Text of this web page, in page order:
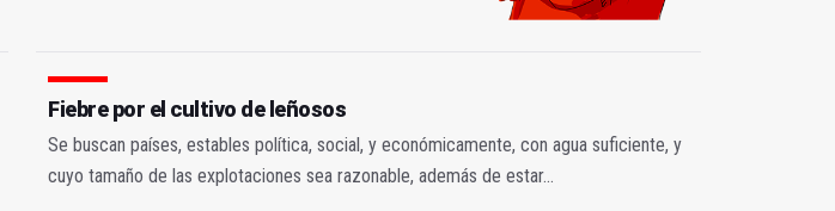
Fiebre por el cultivo de leñosos
Se buscan países, estables política, social, y económicamente, con agua suficiente, y
cuyo tamaño de las explotaciones sea razonable, además de estar...